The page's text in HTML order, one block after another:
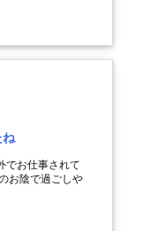
ね
でお仕事されて
お陰で過ごしや